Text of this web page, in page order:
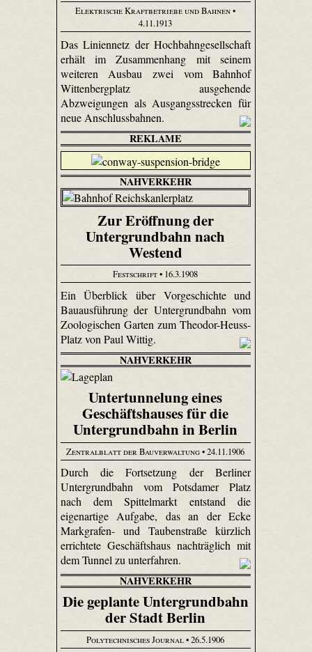
Elektrische Kraftbetriebe und Bahnen•
4.11.1913
Das Liniennetz der Hochbahngesellschaft
erhält im Zusammenhang mit seinem
weiteren Ausbau zwei vom Bahnhof
Wittenbergplatz ausgehende
Abzweigungen als Ausgangsstrecken für
neue Anschlussbahnen.
REKLAME
NAHVERKEHR
Zur Eröffnung der
Untergrundbahn nach
Westend
Festschrift• 16.3.1908
Ein Überblick über Vorgeschichte und
Bauausführung der Untergrundbahn vom
Zoologischen Garten zum Theodor-Heuss-
Platz von Paul Wittig.
NAHVERKEHR
Untertunnelung eines
Geschäftshauses für die
Untergrundbahn in Berlin
Zentralblatt der Bauverwaltung• 24.11.1906
Durch die Fortsetzung der Berliner
Untergrundbahn vom Potsdamer Platz
nach dem Spittelmarkt entstand die
eigenartige Aufgabe, das an der Ecke
Markgrafen- und Tauben­straße kürzlich
errichtete Geschäftshaus nachträglich mit
dem Tunnel zu unterfahren.
NAHVERKEHR
Die geplante Untergrundbahn
der Stadt Berlin
Polytechnisches Journal• 26.5.1906